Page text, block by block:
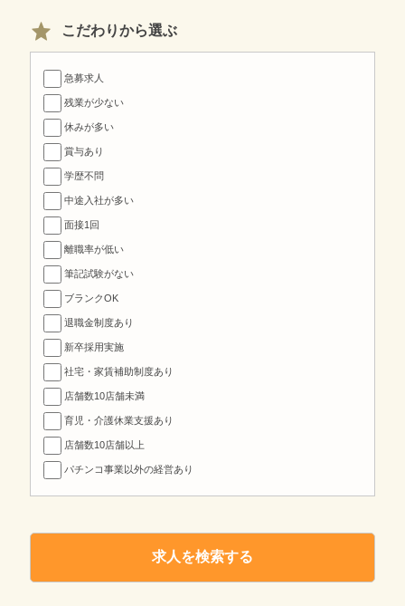
こだわりから選ぶ
急募求人
残業が少ない
休みが多い
賞与あり
学歴不問
中途入社が多い
面接1回
離職率が低い
筆記試験がない
ブランクOK
退職金制度あり
新卒採用実施
社宅・家賃補助制度あり
店舗数10店舗未満
育児・介護休業支援あり
店舗数10店舗以上
パチンコ事業以外の経営あり